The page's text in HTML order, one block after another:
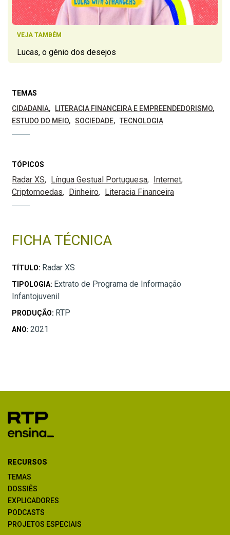
VEJA TAMBÉM
Lucas, o génio dos desejos
TEMAS
CIDADANIA
LITERACIA FINANCEIRA E EMPREENDEDORISMO
ESTUDO DO MEIO
SOCIEDADE TECNOLOGIA
TÓPICOS
Radar XS Língua Gestual Portuguesa
Internet
Criptomoedas
Dinheiro Literacia Financeira
FICHA TÉCNICA
TÍTULO: Radar XS
TIPOLOGIA: Extrato de Programa de Informação
Infantojuvenil
PRODUÇÃO: RTP
ANO: 2021
RECURSOS
TEMAS
DOSSIÊS
EXPLICADORES
PODCASTS
PROJETOS ESPECIAIS